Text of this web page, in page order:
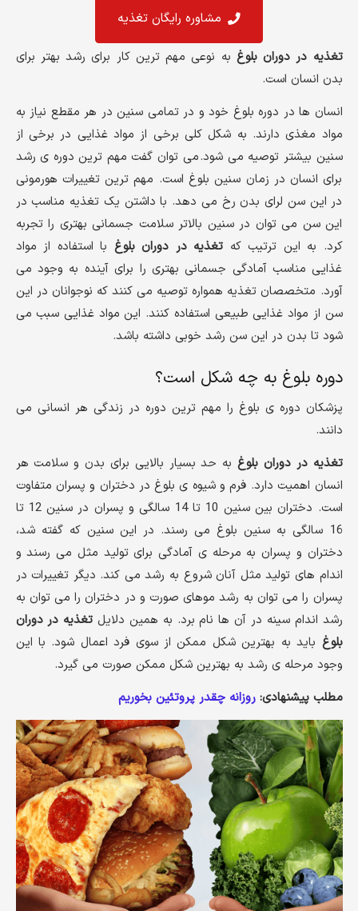
مشاوره رایگان تغذیه
تغذیه در دوران بلوغ به نوعی مهم ترین کار برای رشد بهتر برای
بدن انسان است.
انسان ها در دوره بلوغ خود و در تمامی سنین در هر مقطع نیاز به
مواد مغذی دارند. به شکل کلی برخی از مواد غذایی در برخی از
سنین بیشتر توصیه می شود. می توان گفت مهم ترین دوره ی رشد
برای انسان در زمان سنین بلوغ است. مهم ترین تغییرات هورمونی
در این سن لرای بدن رخ می دهد. با داشتن یک تغذیه مناسب در
این سن می توان در سنین بالاتر سلامت جسمانی بهتری را تجربه
کرد. به این ترتیب که تغذیه در دوران بلوغ با استفاده از مواد
غذایی مناسب آمادگی جسمانی بهتری را برای آینده به وجود می
آورد. متخصصان تغذیه همواره توصیه می کنند که نوجوانان در این
سن از مواد غذایی طبیعی استفاده کنند. این مواد غذایی سبب می
شود تا بدن در این سن رشد خوبی داشته باشد.
دوره بلوغ به چه شکل است؟
پزشکان دوره ی بلوغ را مهم ترین دوره در زندگی هر انسانی می
دانند.
تغذیه در دوران بلوغ به حد بسیار بالایی برای بدن و سلامت هر
انسان اهمیت دارد. فرم و شیوه ی بلوغ در دختران و پسران متفاوت
است. دختران بین سنین 10 تا 14 سالگی و پسران در سنین 12 تا
16 سالگی به سنین بلوغ می رسند. در این سنین که گفته شد،
دختران و پسران به مرحله ی آمادگی برای تولید مثل می رسند و
اندام های تولید مثل آنان شروع به رشد می کند. دیگر تغییرات در
پسران را می توان به رشد موهای صورت و در دختران را می توان به
رشد اندام سینه در آن ها نام برد. به همین دلایل تغذیه در دوران
بلوغ باید به بهترین شکل ممکن از سوی فرد اعمال شود. با این
وجود مرحله ی رشد به بهترین شکل ممکن صورت می گیرد.
مطلب پیشنهادی:روزانه چقدر پروتئین بخوریم